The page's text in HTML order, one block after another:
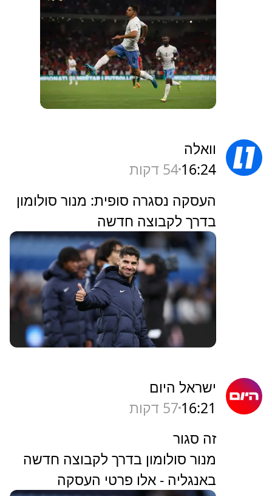
וואלה
16:2454 דקות
העסקה נסגרה סופית: מנור סולומון
בדרך לקבוצה חדשה
ישראל היום
16:21 57 דקות
זה סגור
מנור סולומון בדרך לקבוצה חדשה
באנגליה - אלו פרטי העסקה